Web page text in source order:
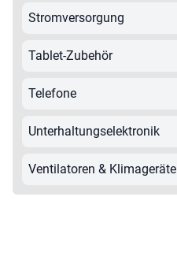
Stromversorgung
Tablet-Zubehör
Telefone
Unterhaltungselektronik
Ventilatoren & Klimageräte